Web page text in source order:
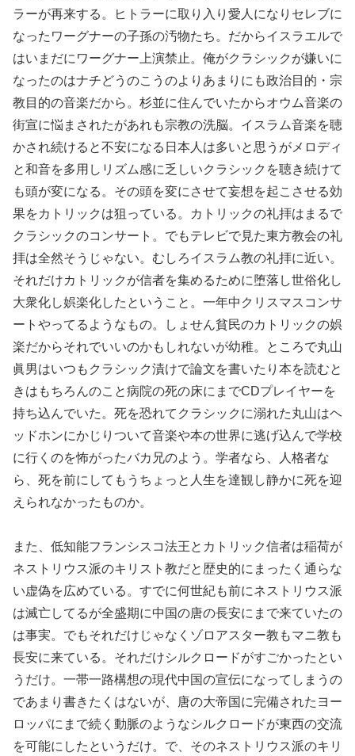
ラーが再来する。ヒトラーに取り入り愛人になりセレブに
なったワーグナーの子孫の汚物たち。だからイスラエルで
はいまだにワーグナー上演禁止。俺がクラシックが嫌いに
なったのはナチどうのこうのよりあまりにも政治目的・宗
教目的の音楽だから。杉並に住んでいたからオウム音楽の
街宣に悩まされたがあれも宗教の洗脳。イスラム音楽を聴
かされ続けると不安になる日本人は多いと思うがメロディ
と和音を多用しリズム感に乏しいクラシックを聴き続けて
も頭が変になる。その頭を変にさせて妄想を起こさせる効
果をカトリックは狙っている。カトリックの礼拝はまるで
クラシックのコンサート。でもテレビで見た東方教会の礼
拝は全然そうじゃない。むしろイスラム教の礼拝に近い。
それだけカトリックが信者を集めるために堕落し世俗化し
大衆化し娯楽化したということ。一年中クリスマスコンサ
ートやってるようなもの。しょせん貧民のカトリックの娯
楽だからそれでいいのかもしれないが幼稚。ところで丸山
眞男はいつもクラシック漬けで論文を書いたり本を読むと
きはもちろんのこと病院の死の床にまでCDプレイヤーを
持ち込んでいた。死を恐れてクラシックに溺れた丸山はヘ
ッドホンにかじりついて音楽や本の世界に逃げ込んで学校
に行くのを怖がったバカ兄のよう。学者なら、人格者な
ら、死を前にしてもうちょっと人生を達観し静かに死を迎
えられなかったものか。
また、低知能フランシスコ法王とカトリック信者は稲荷が
ネストリウス派のキリスト教だと歴史的にまったく通らな
い虚偽を広めている。すでに何世紀も前にネストリウス派
は滅亡してるが全盛期に中国の唐の長安にまで来ていたの
は事実。でもそれだけじゃなくゾロアスター教もマニ教も
長安に来ている。それだけシルクロードがすごかったとい
うだけ。一帯一路構想の現代中国の宣伝になってしまうの
であまり書きたくはないが、唐の大帝国に完備されたヨー
ロッパにまで続く動脈のようなシルクロードが東西の交流
を可能にしたというだけ。で、そのネストリウス派のキリ